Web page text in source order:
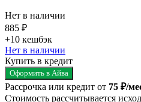
Нет в наличии
885 ₽
+10 кешбэк
Нет в наличии
Купить в кредит
Оформить в Айва
Рассрочка или кредит от 75 ₽/
Стоимость рассчитывается